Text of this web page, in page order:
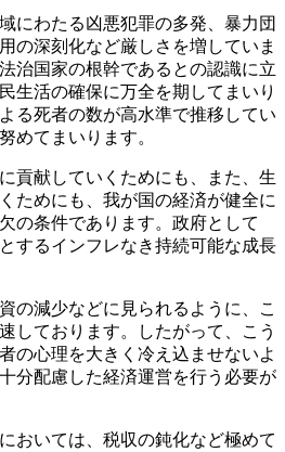
にわたる凶悪犯罪の多発、暴力団
の深刻化など厳しさを増していま
治国家の根幹であるとの認識に立
生活の確保に万全を期してまいり
る死者の数が高水準で推移してい
めてまいります。
貢献していくためにも、また、生
ためにも、我が国の経済が健全に
の条件であります。政府として
するインフレなき持続可能な成長
の減少などに見られるように、こ
しております。したがって、こう
の心理を大きく冷え込ませないよ
分配慮した経済運営を行う必要が
おいては、税収の鈍化など極めて